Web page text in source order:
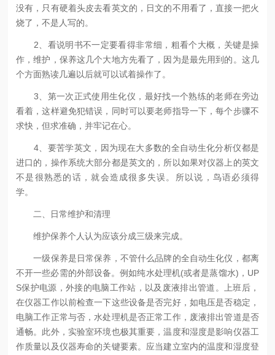
没有，只有硬着头皮去看英文的，日文的不用看了，直接一把火
烧了，不是人写的。
2、看说明书不一定要看得非常细，粗看个大概，关键是操
作，维护，保养这几个大地方先看了，因为是最先用到的。这几
个方面熟读几遍以后就可以试着操作了。
3、第一次正式使用生化仪，最好找一个熟练的老师在旁边
看着，这样避免犯错误，同时可以要老师指导一下，每个步骤不
求快，但求准确，并牢记在心。
4、要苦学英文，因为现在大多数的全自动生化分析仪都是
进口的，操作系统大部分都是英文的，所以如果对仪器上的英文
不是很熟悉的话，就会造成很多失误。所以说，鸟语必须得
学。
二、日常维护和清理
维护保养个人认为应该分成三级来完成。
一级保养是日常保养，不管什么品牌的全自动生化仪，都离
不开一些必需的外部设备。例如纯水处理机(或者是蒸馏水)，UP
S保护电源，外接的电脑工作站，以及废液排出管道。上班后，
在仪器工作以前检查一下这些设备是否完好，如电压是否稳定，
电脑工作正常与否，水处理机是否正常工作，废液排出管道是否
通畅。此外，实验室环境也极其重要，温度和湿度是影响仪器工
作质量以及仪器寿命的关键要素。应当建立室内的温度和湿度登